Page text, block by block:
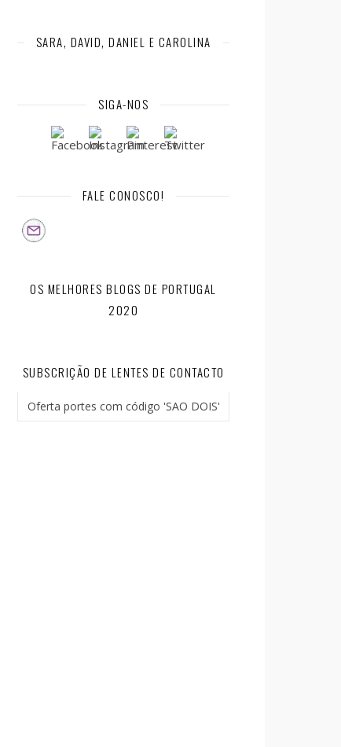
SARA, DAVID, DANIEL E CAROLINA
SIGA-NOS
FALE CONOSCO!
OS MELHORES BLOGS DE PORTUGAL
2020
SUBSCRIÇÃO DE LENTES DE CONTACTO
Oferta portes com código 'SAO DOIS'